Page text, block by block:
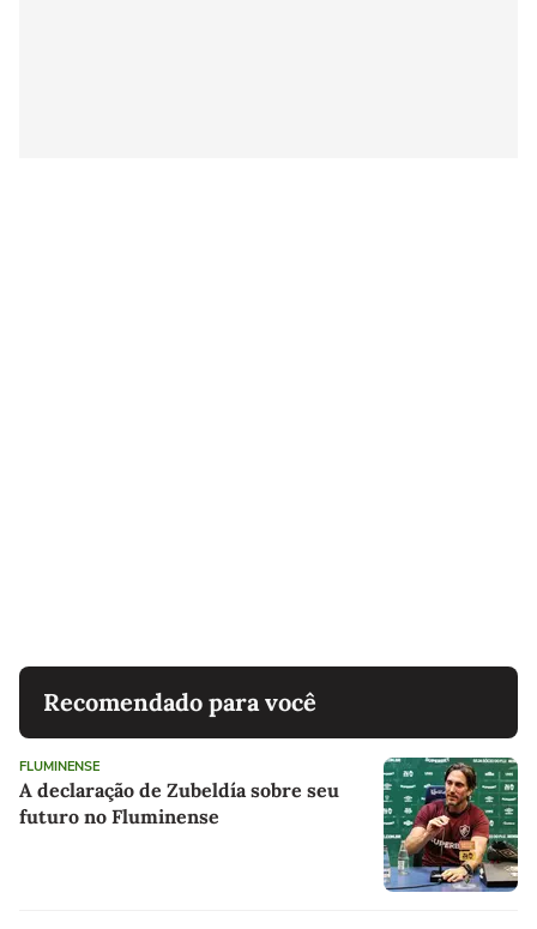
Recomendado para você
FLUMINENSE
A declaração de Zubeldía sobre seu
futuro no Fluminense